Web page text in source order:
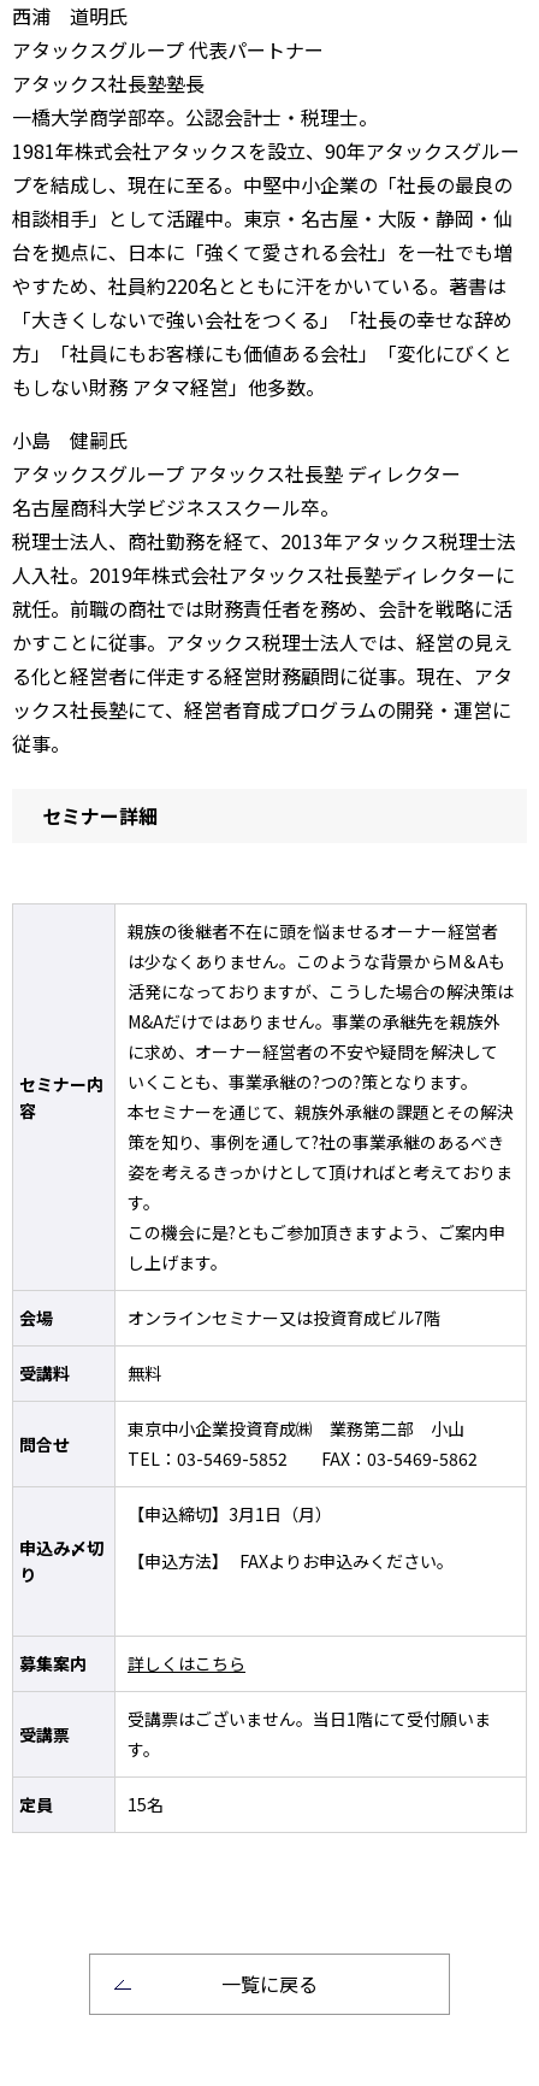
西浦 道明氏
アタックスグループ 代表パートナー
アタックス社長塾塾長
一橋大学商学部卒。公認会計士・税理士。
1981年株式会社アタックスを設立、90年アタックスグルー
プを結成し、現在に至る。中堅中小企業の「社長の最良の
相談相手」として活躍中。東京・名古屋・大阪・静岡・仙
台を拠点に、日本に「強くて愛される会社」を一社でも増
やすため、社員約220名とともに汗をかいている。著書は
「大きくしないで強い会社をつくる」「社長の幸せな辞め
方」「社員にもお客様にも価値ある会社」「変化にびくと
もしない財務 アタマ経営」他多数。
小島 健嗣氏
アタックスグループ アタックス社長塾 ディレクター
名古屋商科大学ビジネススクール卒。
税理士法人、商社勤務を経て、2013年アタックス税理士法
人入社。2019年株式会社アタックス社長塾ディレクターに
就任。前職の商社では財務責任者を務め、会計を戦略に活
かすことに従事。アタックス税理士法人では、経営の見え
る化と経営者に伴走する経営財務顧問に従事。現在、アタ
ックス社長塾にて、経営者育成プログラムの開発・運営に
従事。
セミナー詳細
セミナー内
容
親族の後継者不在に頭を悩ませるオーナー経営者
は少なくありません。このような背景からM＆Aも
活発になっておりますが、こうした場合の解決策は
M&Aだけではありません。事業の承継先を親族外
に求め、オーナー経営者の不安や疑問を解決して
いくことも、事業承継の?つの?策となります。
本セミナーを通じて、親族外承継の課題とその解決
策を知り、事例を通して?社の事業承継のあるべき
姿を考えるきっかけとして頂ければと考えておりま
す。
この機会に是?ともご参加頂きますよう、ご案内申
し上げます。
会場 オンラインセミナー又は投資育成ビル7階
受講料 無料
問合せ
東京中小企業投資育成㈱ 業務第二部 小山
TEL：03-5469-5852 FAX：03-5469-5862
申込み〆切
り
【申込締切】3月1日（月）
【申込方法】 FAXよりお申込みください。
募集案内 詳しくはこちら
受講票
受講票はございません。当日1階にて受付願いま
す。
定員 15名
一覧に戻る